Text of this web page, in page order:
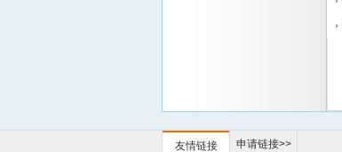
友情链接 申请链接>>